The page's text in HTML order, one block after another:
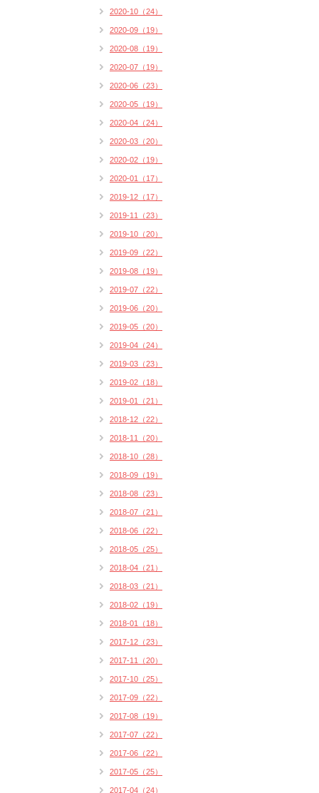
2020-10（24）
2020-09（19）
2020-08（19）
2020-07（19）
2020-06（23）
2020-05（19）
2020-04（24）
2020-03（20）
2020-02（19）
2020-01（17）
2019-12（17）
2019-11（23）
2019-10（20）
2019-09（22）
2019-08（19）
2019-07（22）
2019-06（20）
2019-05（20）
2019-04（24）
2019-03（23）
2019-02（18）
2019-01（21）
2018-12（22）
2018-11（20）
2018-10（28）
2018-09（19）
2018-08（23）
2018-07（21）
2018-06（22）
2018-05（25）
2018-04（21）
2018-03（21）
2018-02（19）
2018-01（18）
2017-12（23）
2017-11（20）
2017-10（25）
2017-09（22）
2017-08（19）
2017-07（22）
2017-06（22）
2017-05（25）
2017-04（24）